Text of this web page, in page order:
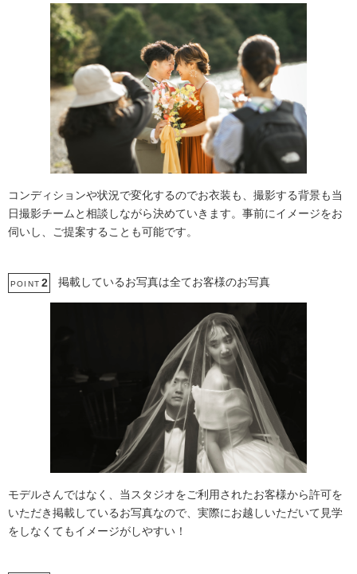
コンディションや状況で変化するのでお衣装も、撮影する背景も当
日撮影チームと相談しながら決めていきます。事前にイメージをお
伺いし、ご提案することも可能です。
POINT 2 掲載しているお写真は全てお客様のお写真
モデルさんではなく、当スタジオをご利用されたお客様から許可を
いただき掲載しているお写真なので、実際にお越しいただいて見学
をしなくてもイメージがしやすい！